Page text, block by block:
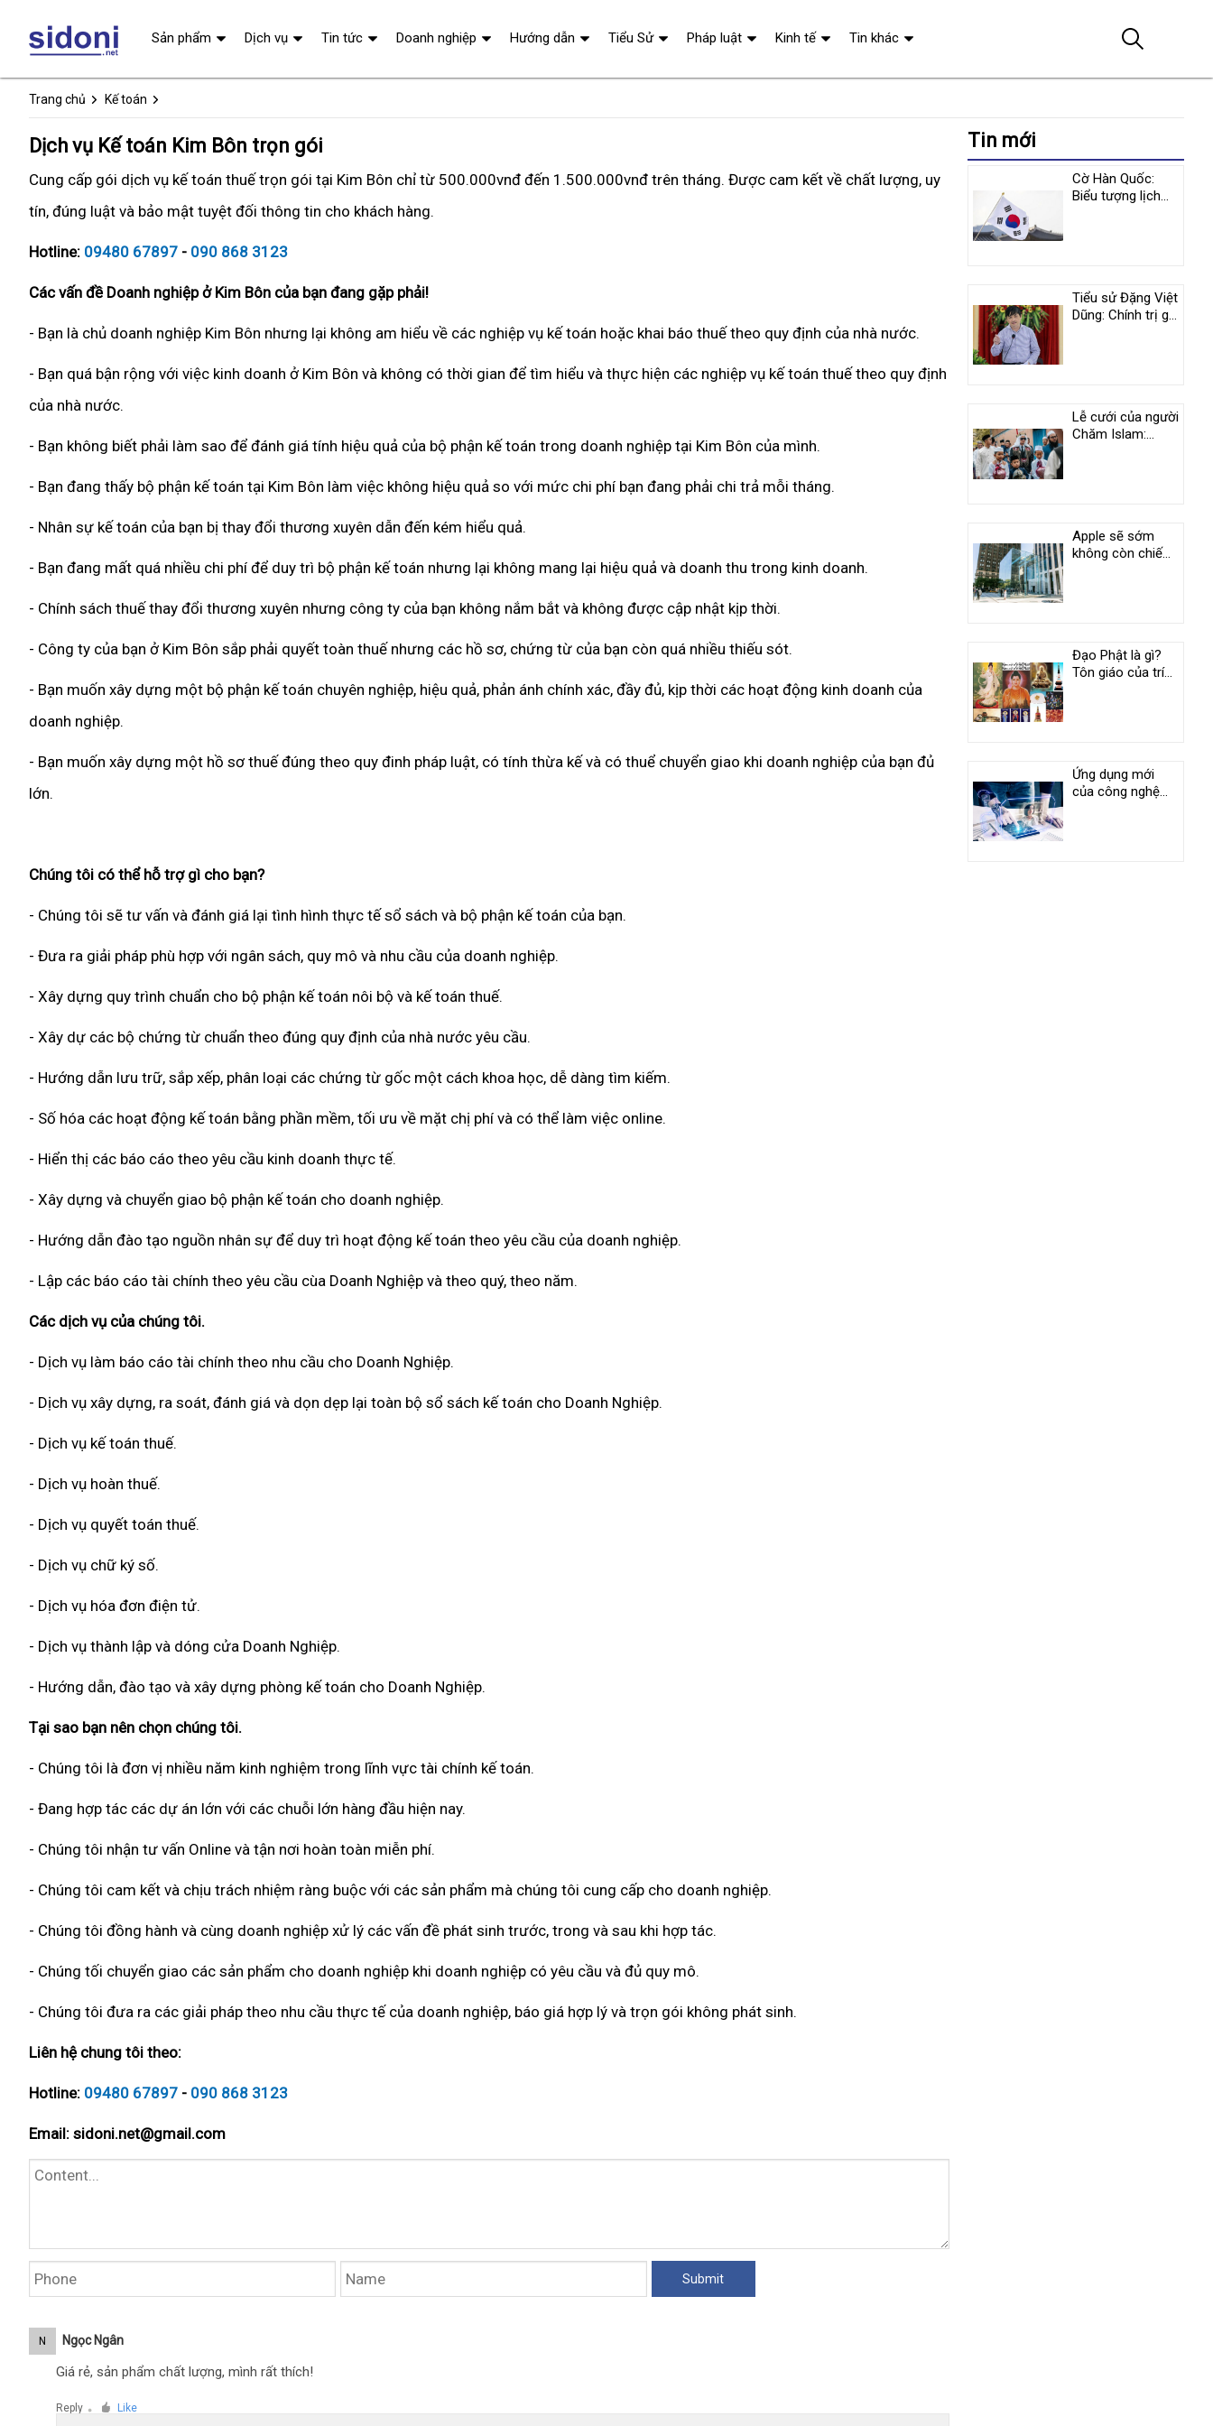
Trang chủ Kế toán
Dịch vụ Kế toán Kim Bôn trọn gói
Cung cấp gói dịch vụ kế toán thuế trọn gói tại Kim Bôn chỉ từ 500.000vnđ đến 1.500.000vnđ trên tháng. Được cam kết về chất lượng, uy
tín, đúng luật và bảo mật tuyệt đối thông tin cho khách hàng.
Hotline: 09480 67897 - 090 868 3123
Các vấn đề Doanh nghiệp ở Kim Bôn của bạn đang gặp phải!
- Bạn là chủ doanh nghiệp Kim Bôn nhưng lại không am hiểu về các nghiệp vụ kế toán hoặc khai báo thuế theo quy định của nhà nước.
- Bạn quá bận rộng với việc kinh doanh ở Kim Bôn và không có thời gian để tìm hiểu và thực hiện các nghiệp vụ kế toán thuế theo quy định
của nhà nước.
- Bạn không biết phải làm sao để đánh giá tính hiệu quả của bộ phận kế toán trong doanh nghiệp tại Kim Bôn của mình.
- Bạn đang thấy bộ phận kế toán tại Kim Bôn làm việc không hiệu quả so với mức chi phí bạn đang phải chi trả mỗi tháng.
- Nhân sự kế toán của bạn bị thay đổi thương xuyên dẫn đến kém hiểu quả.
- Bạn đang mất quá nhiều chi phí để duy trì bộ phận kế toán nhưng lại không mang lại hiệu quả và doanh thu trong kinh doanh.
- Chính sách thuế thay đổi thương xuyên nhưng công ty của bạn không nắm bắt và không được cập nhật kịp thời.
- Công ty của bạn ở Kim Bôn sắp phải quyết toàn thuế nhưng các hồ sơ, chứng từ của bạn còn quá nhiều thiếu sót.
- Bạn muốn xây dựng một bộ phận kế toán chuyên nghiệp, hiệu quả, phản ánh chính xác, đầy đủ, kịp thời các hoạt động kinh doanh của
doanh nghiệp.
- Bạn muốn xây dựng một hồ sơ thuế đúng theo quy đinh pháp luật, có tính thừa kế và có thuể chuyển giao khi doanh nghiệp của bạn đủ
lớn.
Chúng tôi có thể hỗ trợ gì cho bạn?
- Chúng tôi sẽ tư vấn và đánh giá lại tình hình thực tế sổ sách và bộ phận kế toán của bạn.
- Đưa ra giải pháp phù hợp với ngân sách, quy mô và nhu cầu của doanh nghiệp.
- Xây dựng quy trình chuẩn cho bộ phận kế toán nôi bộ và kế toán thuế.
- Xây dự các bộ chứng từ chuẩn theo đúng quy định của nhà nước yêu cầu.
- Hướng dẫn lưu trữ, sắp xếp, phân loại các chứng từ gốc một cách khoa học, dễ dàng tìm kiếm.
- Số hóa các hoạt động kế toán bằng phần mềm, tối ưu về mặt chị phí và có thể làm việc online.
- Hiển thị các báo cáo theo yêu cầu kinh doanh thực tế.
- Xây dựng và chuyển giao bộ phận kế toán cho doanh nghiệp.
- Hướng dẫn đào tạo nguồn nhân sự để duy trì hoạt động kế toán theo yêu cầu của doanh nghiệp.
- Lập các báo cáo tài chính theo yêu cầu cùa Doanh Nghiệp và theo quý, theo năm.
Các dịch vụ của chúng tôi.
- Dịch vụ làm báo cáo tài chính theo nhu cầu cho Doanh Nghiệp.
- Dịch vụ xây dựng, ra soát, đánh giá và dọn dẹp lại toàn bộ sổ sách kế toán cho Doanh Nghiệp.
- Dịch vụ kế toán thuế.
- Dịch vụ hoàn thuế.
- Dịch vụ quyết toán thuế.
- Dịch vụ chữ ký số.
- Dịch vụ hóa đơn điện tử.
- Dịch vụ thành lập và dóng cửa Doanh Nghiệp.
- Hướng dẫn, đào tạo và xây dựng phòng kế toán cho Doanh Nghiệp.
Tại sao bạn nên chọn chúng tôi.
- Chúng tôi là đơn vị nhiều năm kinh nghiệm trong lĩnh vực tài chính kế toán.
- Đang hợp tác các dự án lớn với các chuỗi lớn hàng đầu hiện nay.
- Chúng tôi nhận tư vấn Online và tận nơi hoàn toàn miễn phí.
- Chúng tôi cam kết và chịu trách nhiệm ràng buộc với các sản phẩm mà chúng tôi cung cấp cho doanh nghiệp.
- Chúng tôi đồng hành và cùng doanh nghiệp xử lý các vấn đề phát sinh trước, trong và sau khi hợp tác.
- Chúng tối chuyển giao các sản phẩm cho doanh nghiệp khi doanh nghiệp có yêu cầu và đủ quy mô.
- Chúng tôi đưa ra các giải pháp theo nhu cầu thực tế của doanh nghiệp, báo giá hợp lý và trọn gói không phát sinh.
Liên hệ chung tôi theo:
Hotline: 09480 67897 - 090 868 3123
Email: sidoni.net@gmail.com
N Ngọc Ngân
Giá rẻ, sản phẩm chất lượng, mình rất thích!
Reply ● Like
Tin mới
Cờ Hàn Quốc:
Biểu tượng lịch
Tiểu sử Đặng Việt
Dũng: Chính trị gia
Lễ cưới của người
Chăm Islam:
Apple sẽ sớm
không còn chiếm
Đạo Phật là gì?
Tôn giáo của trí
Ứng dụng mới
của công nghệ
Sản phẩm Dịch vụ Tin tức Doanh nghiệp Hướng dẫn Tiểu Sử Pháp luật Kinh tế Tin khác